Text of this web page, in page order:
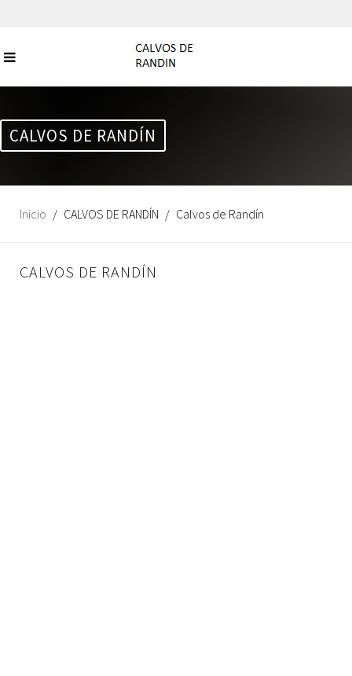
CALVOS DE RANDÍN
Inicio CALVOS DE RANDÍN Calvos de Randín
CALVOS DE RANDÍN